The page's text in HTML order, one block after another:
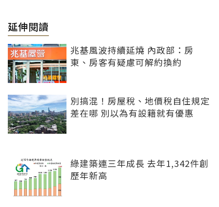
延伸閱讀
兆基風波持續延燒 內政部：房
東、房客有疑慮可解約換約
別搞混！房屋稅、地價稅自住規定
差在哪 別以為有設籍就有優惠
綠建築連三年成長 去年1,342件創
歷年新高